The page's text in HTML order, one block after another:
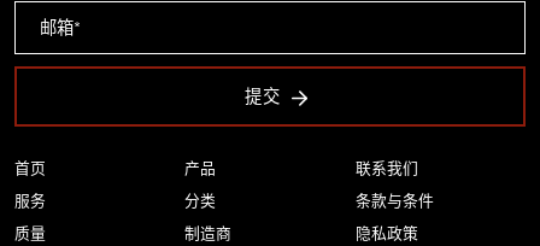
首页
服务
质量
产品
分类
制造商
联系我们
条款与条件
隐私政策
提交